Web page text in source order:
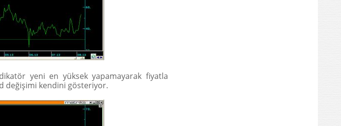
yeni en yüksek yapamayarak fiyatla
değişimi kendini gösteriyor.